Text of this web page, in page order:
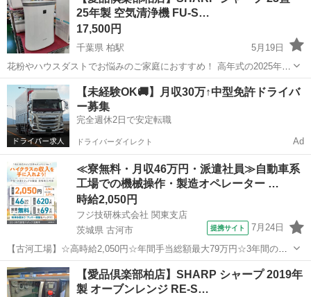
す。 高性能なHEPA...25年製 空気清浄機 FU-S…
17,500円
千葉県 柏駅
5月19日
花粉やハウスダストでお悩みのご家庭におすすめ！ 高年式の2025年製
ですよ♪ シャープ独自のプラズマクラスター7000と、微小な粒子まで
しっかりキャッチする静電HEPAフィルターを搭載。 パワフル吸じん
機能が、お部...
千葉 柏市 柏駅 季節、空調家電 プラズマクラスター
【未経験OK🚚】月収30万↑中型免許ドライバ
ー募集
完全週休2日で安定転職
ドライバーダイレクト Ad
≪寮無料・月収46万円・派遣社員≫自動車系
工場での機械操作・製造オペレーター …
時給2,050円
フジ技研株式会社 関東支店
茨城県 古河市
提携サイト 7月24日
【古河工場】☆高時給2,050円☆年間手当総額最大79万円☆3年間の手
当総額169万円☆年収630万円可☆寮費無料☆大手トラックメーカーで
の組立組付のお仕事☆自動車業界経験者積極採用中！！【20代でも年
収500万円が目指せる...
茨城 古河市 その他
【愛品倶楽部柏店】SHARP シャープ 2019年
製 オーブンレンジ RE-S…